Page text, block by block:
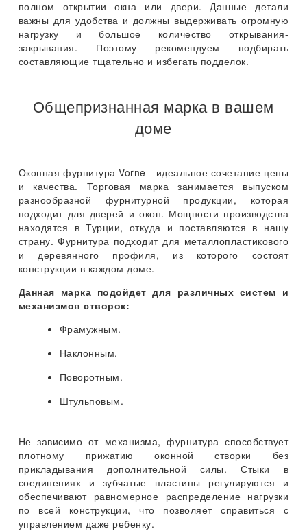
полном открытии окна или двери. Данные детали
важны для удобства и должны выдерживать огромную
нагрузку и большое количество открывания-
закрывания. Поэтому рекомендуем подбирать
составляющие тщательно и избегать подделок.
Общепризнанная марка в вашем
доме
Оконная фурнитура Vorne - идеальное сочетание цены
и качества. Торговая марка занимается выпуском
разнообразной фурнитурной продукции, которая
подходит для дверей и окон. Мощности производства
находятся в Турции, откуда и поставляются в нашу
страну. Фурнитура подходит для металлопластикового
и деревянного профиля, из которого состоят
конструкции в каждом доме.
Данная марка подойдет для различных систем и
механизмов створок:
Фрамужным.
Наклонным.
Поворотным.
Штульповым.
Не зависимо от механизма, фурнитура способствует
плотному прижатию оконной створки без
прикладывания дополнительной силы. Стыки в
соединениях и зубчатые пластины регулируются и
обеспечивают равномерное распределение нагрузки
по всей конструкции, что позволяет справиться с
управлением даже ребенку.